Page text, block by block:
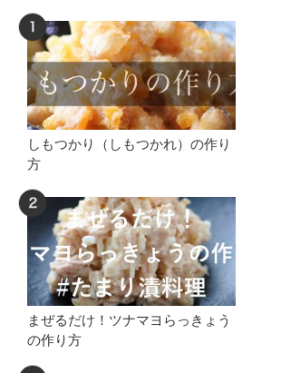
しもつかり（しもつかれ）の作り
方
まぜるだけ！ツナマヨらっきょう
の作り方